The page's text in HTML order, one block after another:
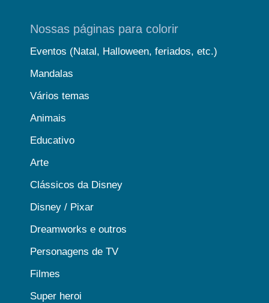
Nossas páginas para colorir
Eventos (Natal, Halloween, feriados, etc.)
Mandalas
Vários temas
Animais
Educativo
Arte
Clássicos da Disney
Disney / Pixar
Dreamworks e outros
Personagens de TV
Filmes
Super heroi